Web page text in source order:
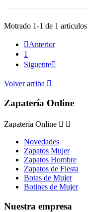
Motrado 1-1 de 1 articulos
Anterior
1
Siguente
Volver arriba 
Zapatería Online
Zapatería Online  
Novedades
Zapatos Mujer
Zapatos Hombre
Zapatos de Fiesta
Botas de Mujer
Botines de Mujer
Nuestra empresa